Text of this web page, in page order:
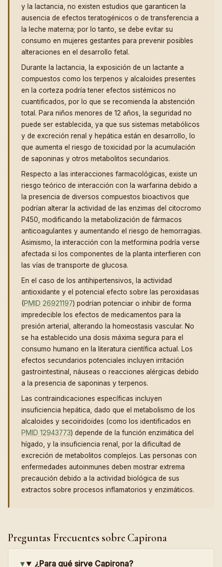
y la lactancia, no existen estudios que garanticen la
ausencia de efectos teratogénicos o de transferencia a
la leche materna; por lo tanto, se debe evitar su
consumo en mujeres gestantes para prevenir posibles
alteraciones en el desarrollo fetal.
Durante la lactancia, la exposición de un lactante a
compuestos como los terpenos y alcaloides presentes
en la corteza podría tener efectos sistémicos no
cuantificados, por lo que se recomienda la abstención
total. Para niños menores de 12 años, la seguridad no
puede ser establecida, ya que sus sistemas metabólicos
y de excreción renal y hepática están en desarrollo, lo
que aumenta el riesgo de toxicidad por la acumulación
de saponinas y otros metabolitos secundarios.
Respecto a las interacciones farmacológicas, existe un
riesgo teórico de interacción con la warfarina debido a
la presencia de diversos compuestos bioactivos que
podrían alterar la actividad de las enzimas del citocromo
P450, modificando la metabolización de fármacos
anticoagulantes y aumentando el riesgo de hemorragias.
Asimismo, la interacción con la metformina podría verse
afectada si los componentes de la planta interfieren con
las vías de transporte de glucosa.
En el caso de los antihipertensivos, la actividad
antioxidante y el potencial efecto sobre las peroxidasas
(PMID 26921197) podrían potenciar o inhibir de forma
impredecible los efectos de medicamentos para la
presión arterial, alterando la homeostasis vascular. No
se ha establecido una dosis máxima segura para el
consumo humano en la literatura científica actual. Los
efectos secundarios potenciales incluyen irritación
gastrointestinal, náuseas o reacciones alérgicas debido
a la presencia de saponinas y terpenos.
Las contraindicaciones específicas incluyen
insuficiencia hepática, dado que el metabolismo de los
alcaloides y secoiridoides (como los identificados en
PMID 12943773) depende de la función enzimática del
hígado, y la insuficiencia renal, por la dificultad de
excreción de metabolitos complejos. Las personas con
enfermedades autoinmunes deben mostrar extrema
precaución debido a la actividad biológica de sus
extractos sobre procesos inflamatorios y enzimáticos.
Preguntas Frecuentes sobre Capirona
¿Para qué sirve Capirona?